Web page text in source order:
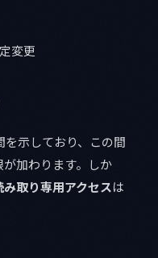
変更
を示しており、この間
加わります。しか
み取り専用アクセスは